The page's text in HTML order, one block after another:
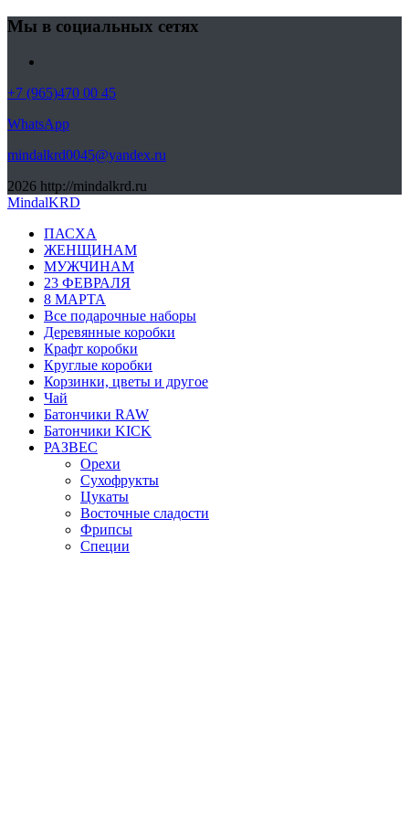
Мы в социальных сетях
+7 (965)470 00 45
WhatsApp
mindalkrd0045@yandex.ru
2026 http://mindalkrd.ru
MindalKRD
ПАСХА
ЖЕНЩИНАМ
МУЖЧИНАМ
23 ФЕВРАЛЯ
8 МАРТА
Все подарочные наборы
Деревянные коробки
Крафт коробки
Круглые коробки
Корзинки, цветы и другое
Чай
Батончики RAW
Батончики KICK
РАЗВЕС
Орехи
Сухофрукты
Цукаты
Восточные сладости
Фрипсы
Специи